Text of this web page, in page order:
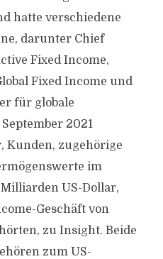
hatte verschiedene
darunter Chief
Fixed Income,
Fixed Income und
für globale
2021
Kunden, zugehörige
im
US-Dollar,
Geschäft von
zu Insight. Beide
zum US-